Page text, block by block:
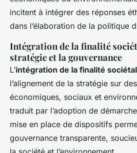
incitent à intégrer des réponses
dans l’élaboration de la politique
Intégration de la finalité
stratégie et la gouvernance
L’intégration de la finalité
l’alignement de la stratégie sur
économiques, sociaux et
traduit par l’adoption de
mise en place de dispositifs
gouvernance transparente,